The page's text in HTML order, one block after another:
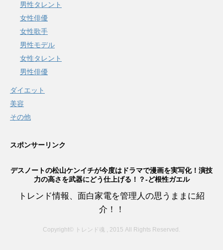
男性タレント
女性俳優
女性歌手
男性モデル
女性タレント
男性俳優
ダイエット
美容
その他
スポンサーリンク
デスノートの松山ケンイチが今度はドラマで漫画を実写化！演技
力の高さを武器にどう仕上げる！？-ど根性ガエル
トレンド情報、面白家電を管理人の思うままに紹
介！！
Copyright© トレンド魂 , 2015 All Rights Reserved.